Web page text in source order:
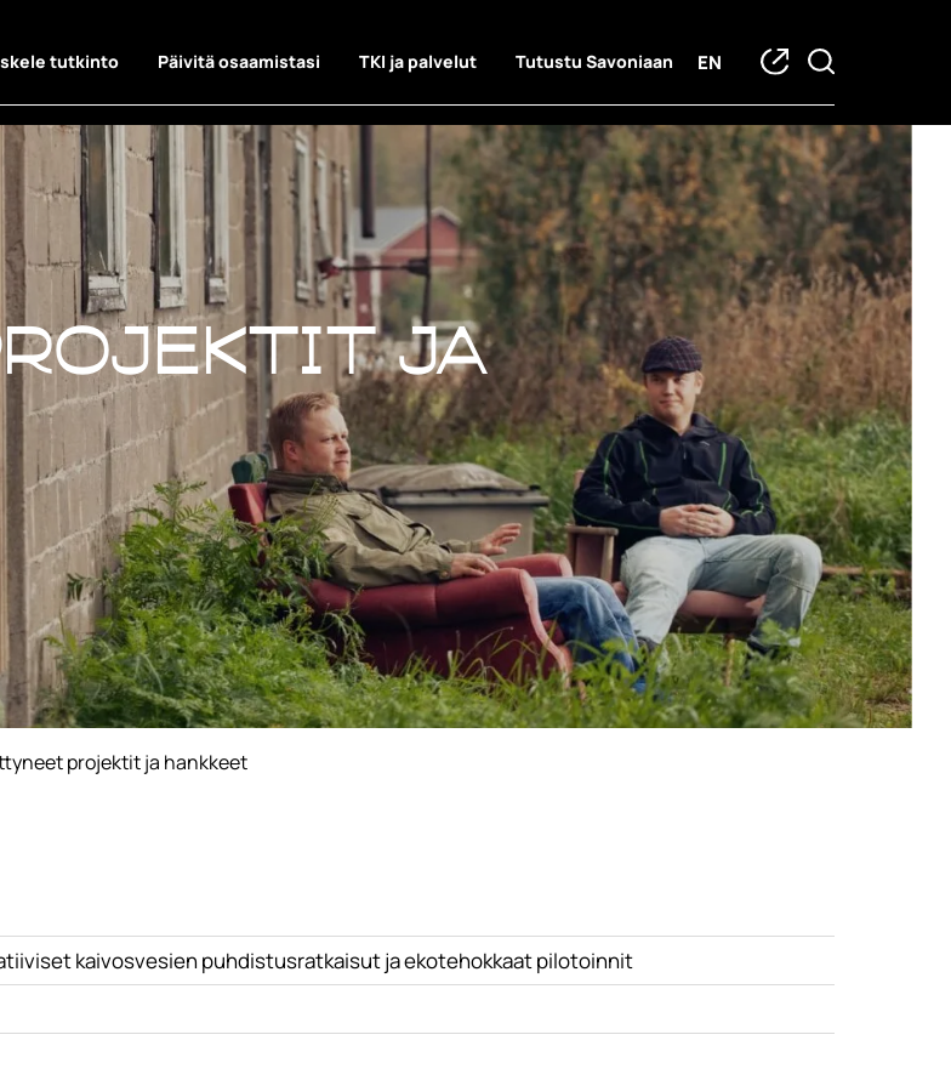
tutkinto Päivitä osaamistasi TKI ja palvelut Tutustu Savoniaan EN
ja hankkeet
ja
projektit ja hankkeet
kaivosvesien puhdistusratkaisut ja ekotehokkaat pilotoinnit